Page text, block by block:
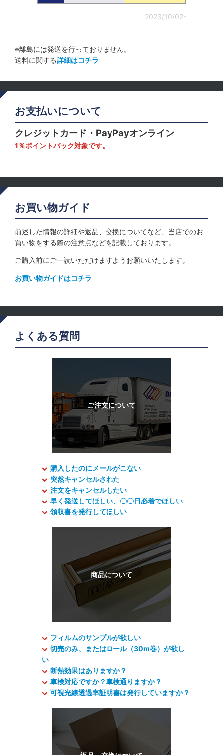
2023/10/02-
※離島には発送を行っておりません。
送料に関する詳細はコチラ
お支払いについて
クレジットカード・PayPayオンライン
1％ポイントバック対象です。
お買い物ガイド
前述した情報の詳細や返品、交換についてなど、当店でのお
買い物をする際の注意点などを記載しております。
ご購入前にご一読いただけますようお願いいたします。
お買い物ガイドはコチラ
よくある質問
購入したのにメールがこない
突然キャンセルされた
注文をキャンセルしたい
早く発送してほしい、〇〇日必着でほしい
領収書を発行してほしい
フィルムのサンプルが欲しい
切売のみ、またはロール（30m巻）が欲し
い
断熱効果はありますか？
車検対応ですか？車検通りますか？
可視光線透過率証明書は発行していますか？